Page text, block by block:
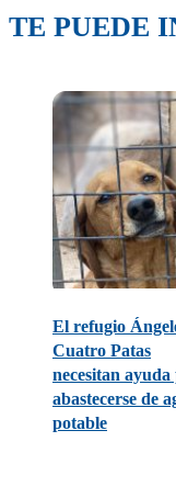
TE PUEDE
El refugio
Cuatro Patas
necesitan ayuda
abastecerse de
potable